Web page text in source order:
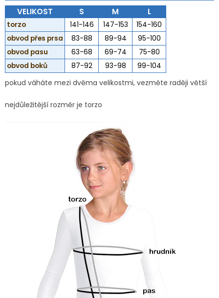
VELIKOST S M L
torzo 141-146 147-153
154-160
obvod přes prsa
83-88 89-94
95-100
obvod pasu
63-68 69-74
75-80
obvod boků
87-92 93-98
99-104
pokud váháte mezi dvěma velikostmi, vezměte raději větší
nejdůležitější rozměr je torzo